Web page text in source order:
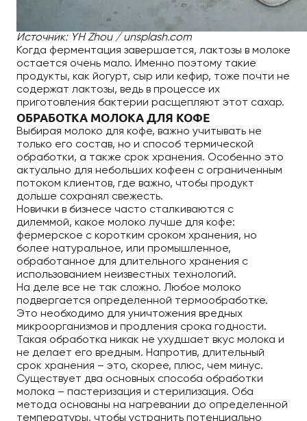
Источник: YH Zhou / unsplash.com
Когда ферментация завершается, лактозы в молоке
остается очень мало. Именно поэтому такие
продукты, как йогурт, сыр или кефир, тоже почти не
содержат лактозы, ведь в процессе их
приготовления бактерии расщепляют этот сахар.
ОБРАБОТКА МОЛОКА ДЛЯ КОФЕ
Выбирая молоко для кофе, важно учитывать не
только его состав, но и способ термической
обработки, а также срок хранения. Особенно это
актуально для небольших кофеен с ограниченным
потоком клиентов, где важно, чтобы продукт
дольше сохранял свежесть.
Новички в бизнесе часто сталкиваются с
дилеммой, какое молоко лучше для кофе:
фермерское с коротким сроком хранения, но
более натуральное, или промышленное,
обработанное для длительного хранения с
использованием неизвестных технологий.
На деле все не так сложно. Любое молоко
подвергается определенной термообработке.
Это необходимо для уничтожения вредных
микроорганизмов и продления срока годности.
Такая обработка никак не ухудшает вкус молока и
не делает его вредным. Напротив, длительный
срок хранения – это, скорее, плюс, чем минус.
Существует два основных способа обработки
молока – пастеризация и стерилизация. Оба
метода основаны на нагревании до определенной
температуры, чтобы устранить потенциально